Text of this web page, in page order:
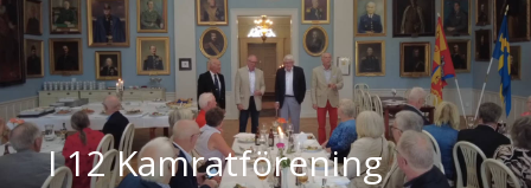
Hoppa
innehåll
I 12 Kamratförening